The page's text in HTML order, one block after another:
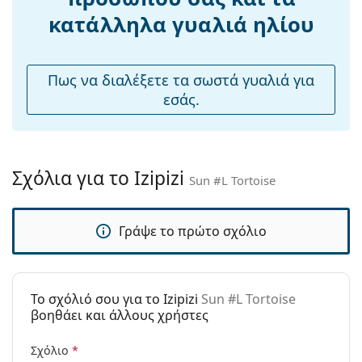
μαξιλάρια
Όχι
άρθρωση:
Ναι
Αξεσουάρ
Πανί
καθαρισμού:
Όχι
Τύπος:
Unisex
Μάρκα:
Izipizi
κατάλληλα γυαλιά ηλίου
Πως να διαλέξετε τα σωστά γυαλιά για
εσάς.
Σχόλια για το Izipizi Sun #L Tortoise
Γράψε το πρώτο σχόλιο
To σχόλιό σου για το Izipizi Sun #L Tortoise
βοηθάει και άλλους χρήστες
Σχόλιο *